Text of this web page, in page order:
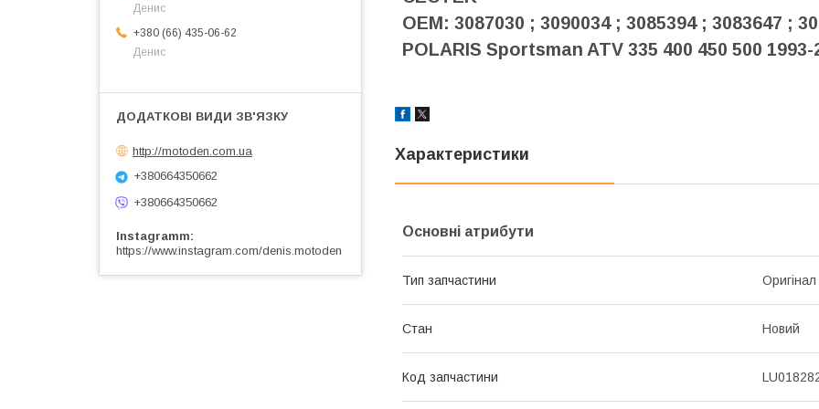
OEM: 3087030 ; 3090034 ; 3085394 ; 3083647 ;
POLARIS Sportsman ATV 335 400 450 500 1993-
Характеристики
Основні атрибути
Тип запчастини Оригінал
Стан Новий
Код запчастини
Денис
+380 (66) 435-06-62
Денис
http://motoden.com.ua
+380664350662
+380664350662
Instagramm
https://www.instagram.com/denis.motoden